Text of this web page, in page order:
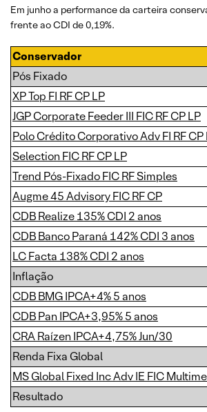
Em junho a performance da carteira
frente ao CDI de 0,19%.
Conservador
Pós Fixado
XP Top FI RF CP LP
JGP Corporate Feeder III FIC RF CP LP
Polo Crédito Corporativo Adv FI RF CP
Selection FIC RF CP LP
Trend Pós-Fixado FIC RF Simples
Augme 45 Advisory FIC RF CP
CDB Realize 135% CDI 2 anos
CDB Banco Paraná 142% CDI 3 anos
LC Facta 138% CDI 2 anos
Inflação
CDB BMG IPCA+4% 5 anos
CDB Pan IPCA+3,95% 5 anos
CRA Raízen IPCA+4,75% Jun/30
Renda Fixa Global
MS Global Fixed Inc Adv IE FIC
Resultado